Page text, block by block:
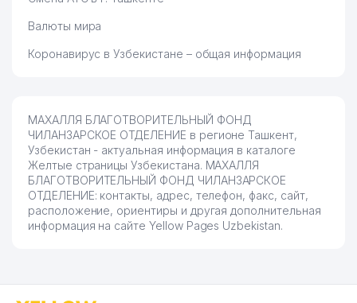
Валюты мира
Коронавирус в Узбекистане – общая информация
МАХАЛЛЯ БЛАГОТВОРИТЕЛЬНЫЙ ФОНД
ЧИЛАНЗАРСКОЕ ОТДЕЛЕНИЕ в регионе Ташкент,
Узбекистан - актуальная информация в каталоге
Желтые страницы Узбекистана. МАХАЛЛЯ
БЛАГОТВОРИТЕЛЬНЫЙ ФОНД ЧИЛАНЗАРСКОЕ
ОТДЕЛЕНИЕ: контакты, адрес, телефон, факс, сайт,
расположение, ориентиры и другая дополнительная
информация на сайте Yellow Pages Uzbekistan.